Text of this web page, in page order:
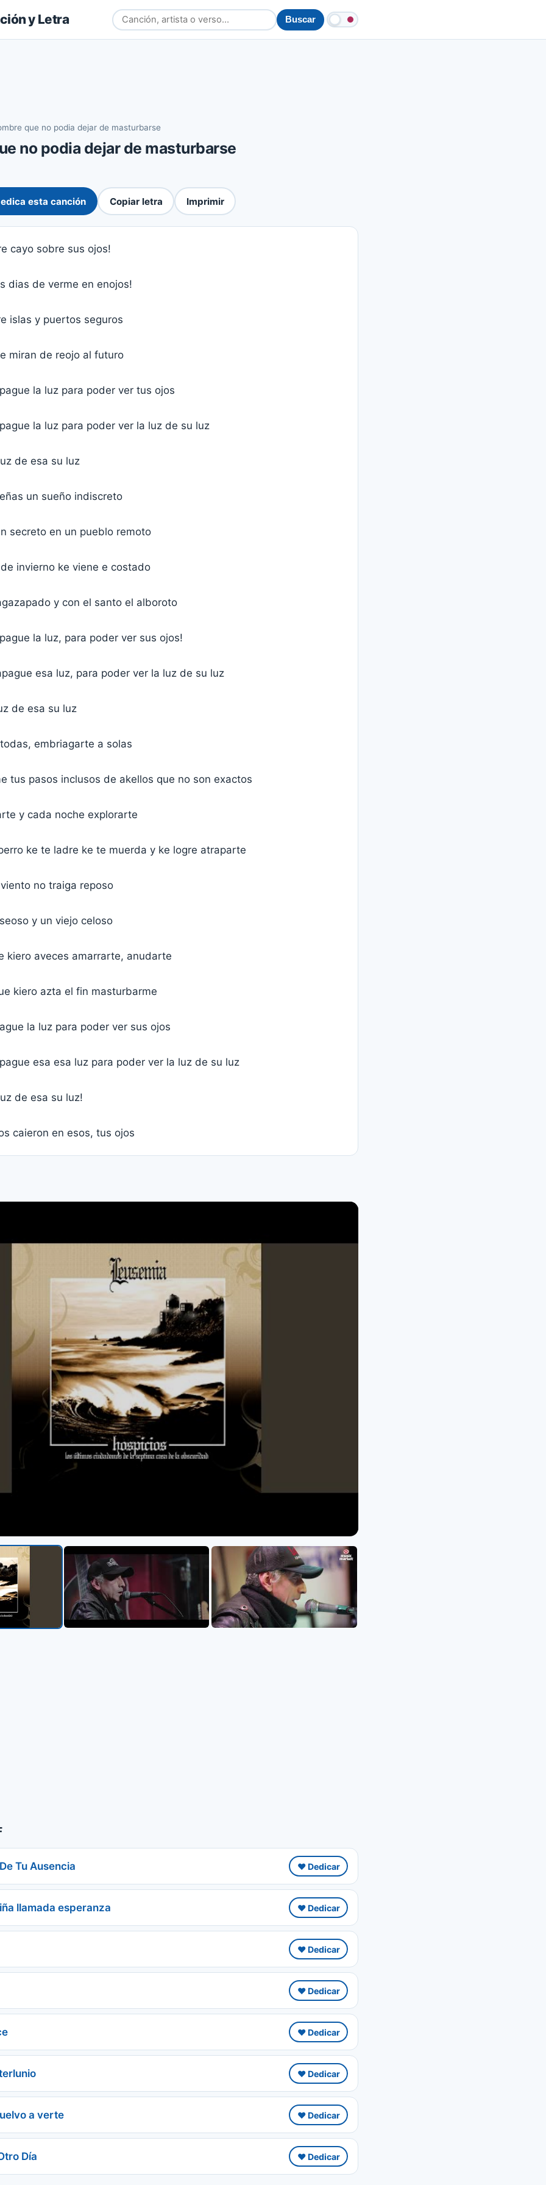
y Letra Buscar
que no podia dejar de masturbarse
no podia dejar de masturbarse
esta canción Copiar letra Imprimir
cayo sobre sus ojos!
dias de verme en enojos!
islas y puertos seguros
miran de reojo al futuro
la luz para poder ver tus ojos
la luz para poder ver la luz de su luz
de esa su luz
un sueño indiscreto
secreto en un pueblo remoto
invierno ke viene e costado
y con el santo el alboroto
la luz, para poder ver sus ojos!
esa luz, para poder ver la luz de su luz
de esa su luz
embriagarte a solas
tus pasos inclusos de akellos que no son exactos
y cada noche explorarte
ke te ladre ke te muerda y ke logre atraparte
no traiga reposo
y un viejo celoso
kiero aveces amarrarte, anudarte
kiero azta el fin masturbarme
la luz para poder ver sus ojos
esa esa luz para poder ver la luz de su luz
de esa su luz!
caieron en esos, tus ojos
Tu Ausencia ❤️ Dedicar
llamada esperanza ❤️ Dedicar
❤️ Dedicar
❤️ Dedicar
❤️ Dedicar
❤️ Dedicar
a verte ❤️ Dedicar
Día ❤️ Dedicar